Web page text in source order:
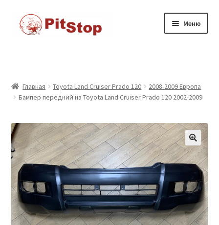
содержимому
Перейти
Перейти
Меню
Каталог товаров
Контакты
Корзина
Мой аккаунт
Оформление заказа
Главная Toyota Land Cruiser Prado 120
2008-2009 Европа
Бампер передний на Toyota Land Cruiser Prado 120 2002-2009